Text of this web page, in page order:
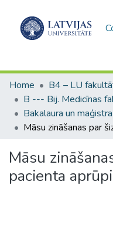
Home
Māsu
pacienta aprūpi